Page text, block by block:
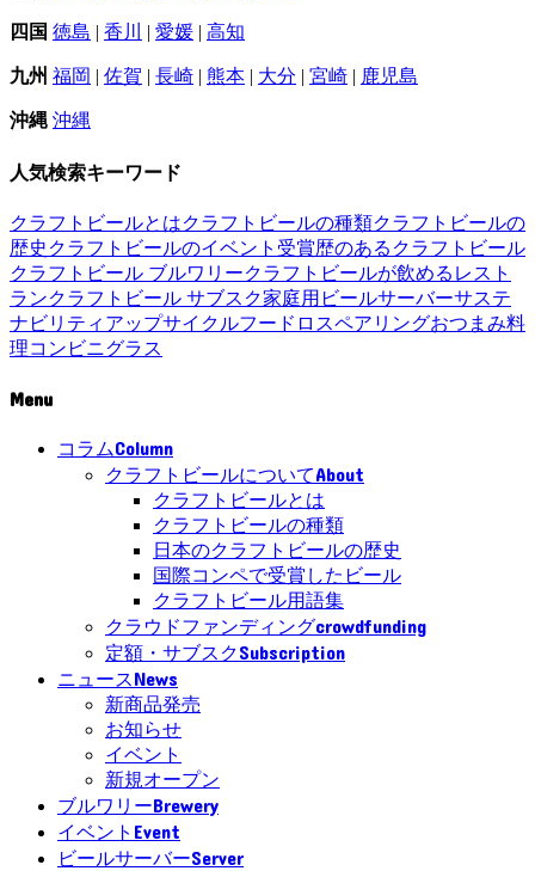
四国 徳島 | 香川 | 愛媛 | 高知
九州 福岡 | 佐賀 | 長崎 | 熊本 | 大分 | 宮崎 | 鹿児島
沖縄 沖縄
人気検索キーワード
クラフトビールとはクラフトビールの種類クラフトビールの
歴史 クラフトビールのイベント 受賞歴のあるクラフトビール
クラフトビール ブルワリークラフトビールが飲めるレスト
ランクラフトビール サブスク家庭用ビールサーバーサステ
ナビリティ アップサイクルフードロスペアリングおつまみ料
理コンビニグラス
Menu
コラムColumn
クラフトビールについてAbout
クラフトビールとは
クラフトビールの種類
日本のクラフトビールの歴史
国際コンペで受賞したビール
クラフトビール用語集
クラウドファンディングcrowdfunding
定額・サブスクSubscription
ニュースNews
新商品発売
お知らせ
イベント
新規オープン
ブルワリーBrewery
イベント Event
ビールサーバーServer